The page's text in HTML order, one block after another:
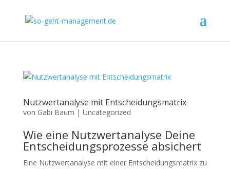
Nutzwertanalyse mit Entscheidungsmatrix
von Gabi Baum | Uncategorized
Wie eine Nutzwertanalyse Deine
Entscheidungsprozesse absichert
Eine Nutzwertanalyse mit einer Entscheidungsmatrix zu